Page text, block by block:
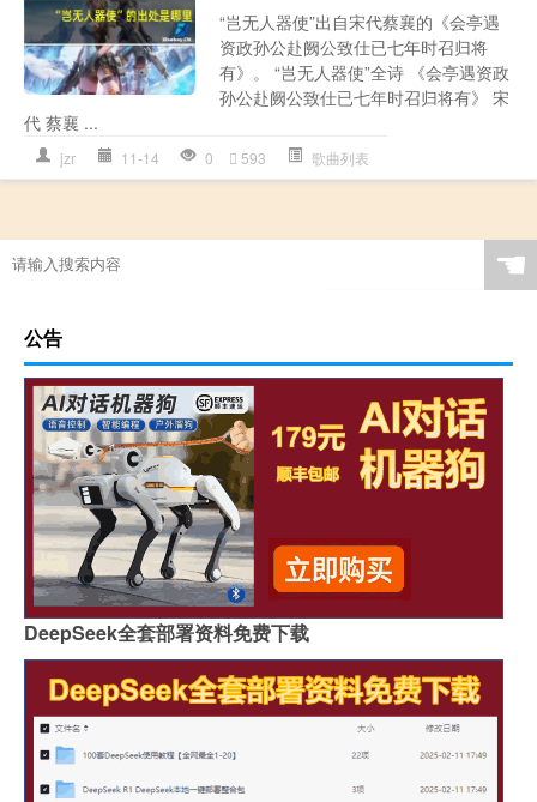
“岂无人器使”出自宋代蔡襄的《会亭遇
资政孙公赴阙公致仕已七年时召归将
有》。 “岂无人器使”全诗 《会亭遇资政
孙公赴阙公致仕已七年时召归将有》 宋
代 蔡襄 ...
jzr 11-14 0 593 歌曲列表
☚
公告
DeepSeek全套部署资料免费下载